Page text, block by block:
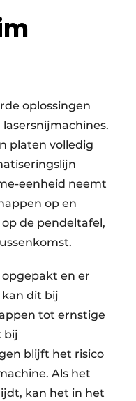
oplossingen
platen volledig
eenheid neemt
op en
de pendeltafel,
en er
dit bij
tot ernstige
bij
blijft het risico
Als het
kan het in het